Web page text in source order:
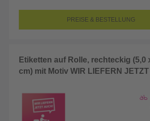
PREISE & BESTELLUNG
Etiketten auf Rolle, rechteckig (5,0
cm) mit Motiv WIR LIEFERN JETZT
ab